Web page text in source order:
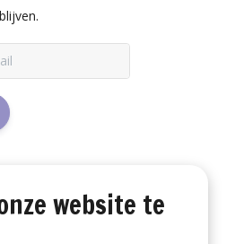
website te